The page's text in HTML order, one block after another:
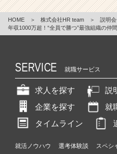
HOME ＞ 株式会社HR team ＞ 説明
年収1000万超！“全員で勝つ”最強組織の仲
SERVICE 就職サービス
求人を探す
説
企業を探す
就
タイムライン
就活ノウハウ 選考体験談 スペシ